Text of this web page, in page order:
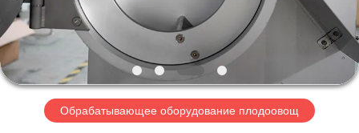
VR-
ШОУ
О
НАС
Обрабатывающее оборудование плодоовощ